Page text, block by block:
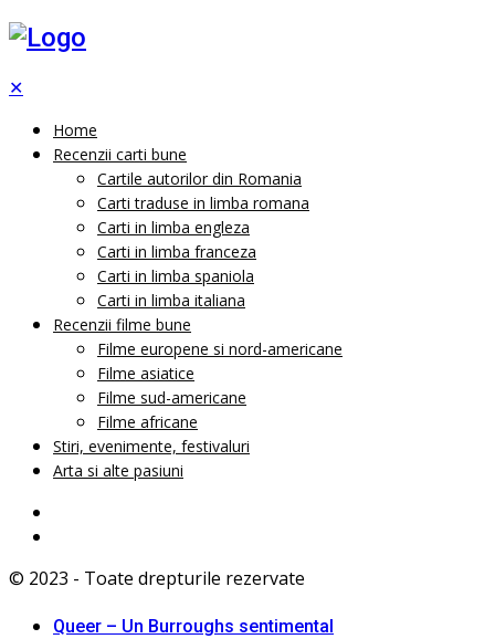
✕
Home
Recenzii carti bune
Cartile autorilor din Romania
Carti traduse in limba romana
Carti in limba engleza
Carti in limba franceza
Carti in limba spaniola
Carti in limba italiana
Recenzii filme bune
Filme europene si nord-americane
Filme asiatice
Filme sud-americane
Filme africane
Stiri, evenimente, festivaluri
Arta si alte pasiuni
© 2023 - Toate drepturile rezervate
Queer – Un Burroughs sentimental